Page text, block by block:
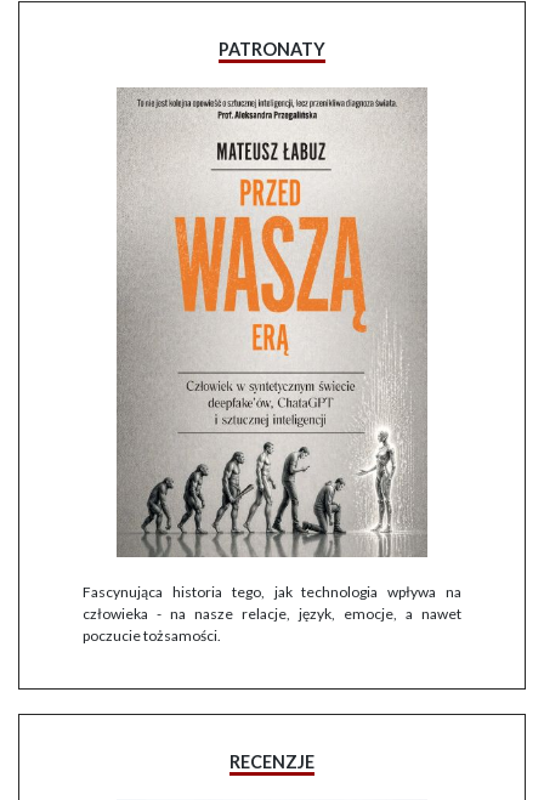
PATRONATY
Fascynująca historia tego, jak technologia wpływa na
człowieka - na nasze relacje, język, emocje, a nawet
poczucie tożsamości.
RECENZJE